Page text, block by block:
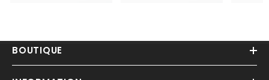
BOUTIQUE